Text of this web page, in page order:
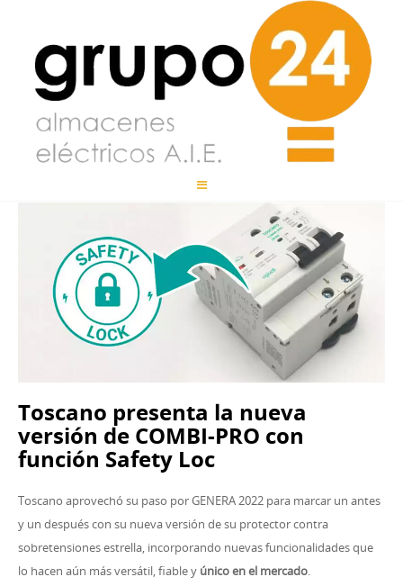
Toscano presenta la nueva
versión de COMBI-PRO con
función Safety Loc
Toscano aprovechó su paso por GENERA 2022 para marcar un antes
y un después con su nueva versión de su protector contra
sobretensiones estrella, incorporando nuevas funcionalidades que
lo hacen aún más versátil, fiable y único en el mercado